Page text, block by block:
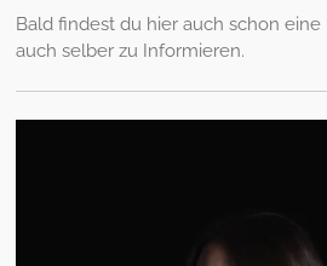
Bald findest du hier auch schon
auch selber zu Informieren.